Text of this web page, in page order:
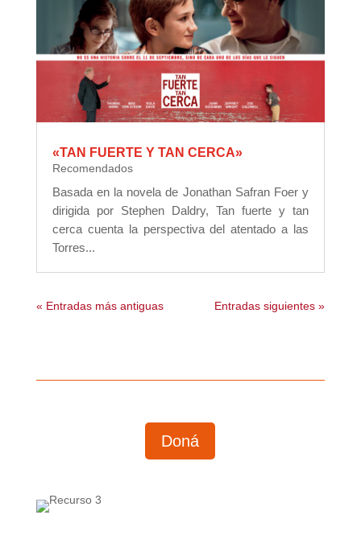
«TAN FUERTE Y TAN CERCA»
Recomendados
Basada en la novela de Jonathan Safran Foer y
dirigida por Stephen Daldry, Tan fuerte y tan
cerca cuenta la perspectiva del atentado a las
Torres...
« Entradas más antiguas Entradas siguientes »
Doná